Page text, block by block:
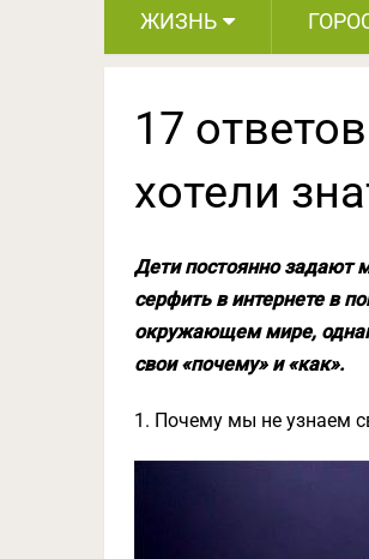
ЖИЗНЬ
17
хотели
Дети постоянно задают
серфить в интернете в
окружающем мире,
свои «почему» и «как».
1. Почему мы не узнаем